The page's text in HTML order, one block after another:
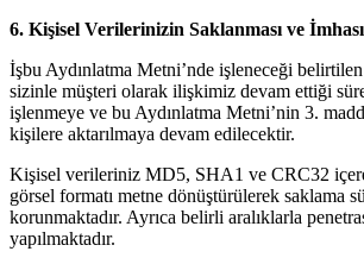
6. Kişisel Verilerinizin Saklanması ve
İşbu Aydınlatma Metni’nde işleneceği
sizinle müşteri olarak ilişkimiz devam ettiği
işlenmeye ve bu Aydınlatma Metni’nin 3.
kişilere aktarılmaya devam edilecektir.
Kişisel verileriniz MD5, SHA1 ve CRC32
görsel formatı metne dönüştürülerek saklama
korunmaktadır. Ayrıca belirli aralıklarla
yapılmaktadır.